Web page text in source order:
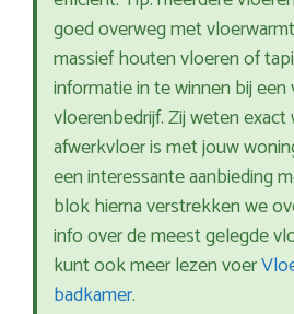
goed overweg met
massief houten vloeren of
informatie in te winnen bij
vloerenbedrijf. Zij weten
afwerkvloer is met jouw
een interessante aanbieding
blok hierna verstrekken we
info over de meest gelegde
kunt ook meer lezen voer
badkamer.